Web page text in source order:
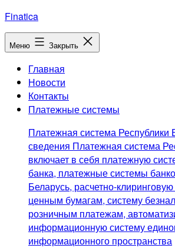
Перейти
к
содержимому
Finatica
Меню Закрыть
Главная
Новости
Контакты
Платежные системы
Платежная система
сведения Платежная система
включает в себя платежную
банка, платежные системы
Беларусь, расчетно-
ценным бумагам, систему
розничным платежам,
информационную систему
информационного пространства